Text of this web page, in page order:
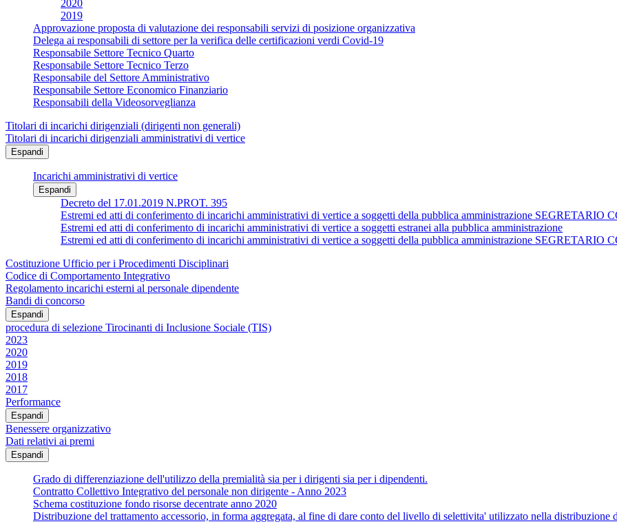
2020
2019
Approvazione proposta di valutazione dei responsabili servizi di posizione organizzativa
Delega ai responsabili di settore per la verifica delle certificazioni verdi Covid-19
Responsabile Settore Tecnico Quarto
Responsabile Settore Tecnico Terzo
Responsabile del Settore Amministrativo
Responsabile Settore Economico Finanziario
Responsabili della Videosorveglianza
Titolari di incarichi dirigenziali (dirigenti non generali)
Titolari di incarichi dirigenziali amministrativi di vertice
Espandi
Incarichi amministrativi di vertice
Espandi
Decreto del 17.01.2019 N.PROT. 395
Estremi ed atti di conferimento di incarichi amministrativi di vertice a soggetti della pubblica amministrazione
Estremi ed atti di conferimento di incarichi amministrativi di vertice a soggetti estranei alla pubblica amministrazione
Estremi ed atti di conferimento di incarichi amministrativi di vertice a soggetti della pubblica amministrazione
Costituzione Ufficio per i Procedimenti Disciplinari
Codice di Comportamento Integrativo
Regolamento incarichi esterni al personale dipendente
Bandi di concorso
Espandi
procedura di selezione Tirocinanti di Inclusione Sociale (TIS)
2023
2020
2019
2018
2017
Performance
Espandi
Benessere organizzativo
Dati relativi ai premi
Espandi
Grado di differenziazione dell'utilizzo della premialità sia per i dirigenti sia per i dipendenti.
Contratto Collettivo Integrativo del personale non dirigente - Anno 2023
Schema costituzione fondo risorse decentrate anno 2020
Distribuzione del trattamento accessorio, in forma aggregata, al fine di dare conto del livello di selettivita' utilizzato nella distribuzione